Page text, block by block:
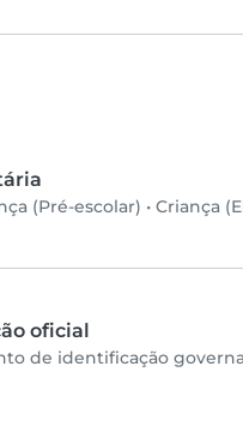
(Pré-escolar) • Criança
oficial
de identificação